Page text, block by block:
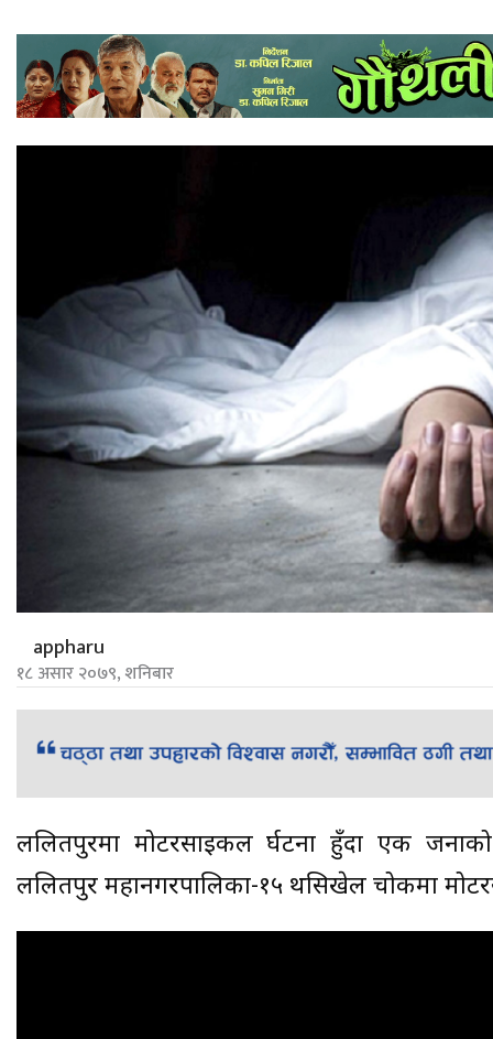
appharu
१८ असार २०७९, शनिबार
ललितपुरमा मोटरसाइकल दुर्घटना हुँदा एक
ललितपुर महानगरपालिका-१५ थसिखेल चोकमा